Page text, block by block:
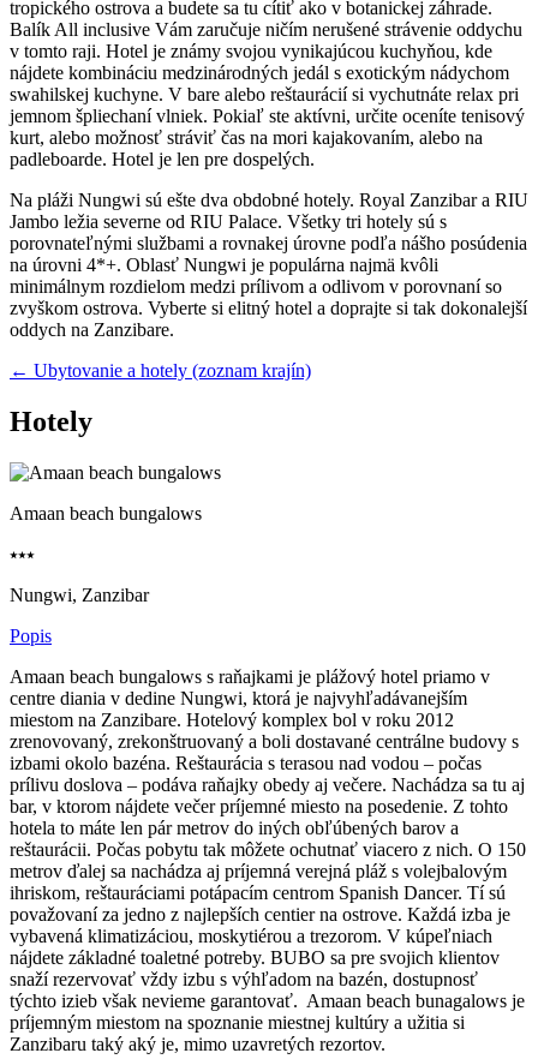
tropického ostrova a budete sa tu cítiť ako v botanickej záhrade.
Balík All inclusive Vám zaručuje ničím nerušené strávenie oddychu
v tomto raji. Hotel je známy svojou vynikajúcou kuchyňou, kde
nájdete kombináciu medzinárodných jedál s exotickým nádychom
swahilskej kuchyne. V bare alebo reštaurácií si vychutnáte relax pri
jemnom špliechaní vlniek. Pokiaľ ste aktívni, určite oceníte tenisový
kurt, alebo možnosť stráviť čas na mori kajakovaním, alebo na
padleboarde. Hotel je len pre dospelých.
Na pláži Nungwi sú ešte dva obdobné hotely. Royal Zanzibar a RIU
Jambo ležia severne od RIU Palace. Všetky tri hotely sú s
porovnateľnými službami a rovnakej úrovne podľa nášho posúdenia
na úrovni 4*+. Oblasť Nungwi je populárna najmä kvôli
minimálnym rozdielom medzi prílivom a odlivom v porovnaní so
zvyškom ostrova. Vyberte si elitný hotel a doprajte si tak dokonalejší
oddych na Zanzibare.
← Ubytovanie a hotely (zoznam krajín)
Hotely
Amaan beach bungalows
⭑⭑⭑
Nungwi, Zanzibar
Popis
Amaan beach bungalows s raňajkami je plážový hotel priamo v
centre diania v dedine Nungwi, ktorá je najvyhľadávanejším
miestom na Zanzibare. Hotelový komplex bol v roku 2012
zrenovovaný, zrekonštruovaný a boli dostavané centrálne budovy s
izbami okolo bazéna. Reštaurácia s terasou nad vodou – počas
prílivu doslova – podáva raňajky obedy aj večere. Nachádza sa tu aj
bar, v ktorom nájdete večer príjemné miesto na posedenie. Z tohto
hotela to máte len pár metrov do iných obľúbených barov a
reštaurácii. Počas pobytu tak môžete ochutnať viacero z nich. O 150
metrov ďalej sa nachádza aj príjemná verejná pláž s volejbalovým
ihriskom, reštauráciami potápacím centrom Spanish Dancer. Tí sú
považovaní za jedno z najlepších centier na ostrove. Každá izba je
vybavená klimatizáciou, moskytiérou a trezorom. V kúpeľniach
nájdete základné toaletné potreby. BUBO sa pre svojich klientov
snaží rezervovať vždy izbu s výhľadom na bazén, dostupnosť
týchto izieb však nevieme garantovať. Amaan beach bunagalows je
príjemným miestom na spoznanie miestnej kultúry a užitia si
Zanzibaru taký aký je, mimo uzavretých rezortov.